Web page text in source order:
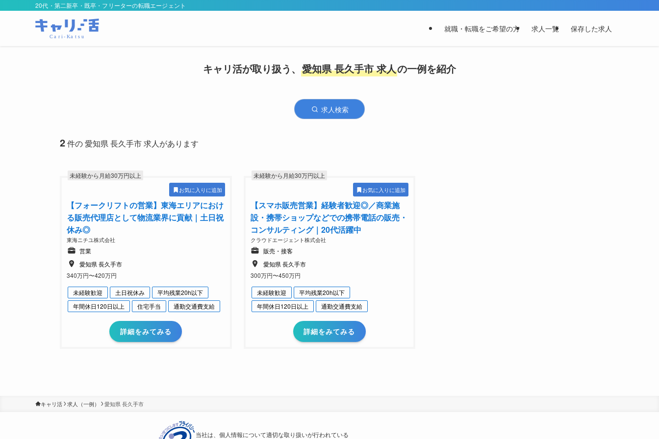
20代・第二新卒・既卒・フリーターの転職エージェント
就職・転職をご希望の方 求人一覧 保存した求人
キャリ活が取り扱う、 愛知県 長久手市 求人の一例を紹介
求人検索
2件の 愛知県 長久手市 求人があります
未経験から月給30万円以上
お気に入りに追加
【フォークリフトの営業】東海エリアにおけ
る販売代理店として物流業界に貢献｜土日祝
休み◎
東海ニチユ株式会社
営業
愛知県 長久手市
340万円〜420万円
未経験歓迎 土日祝休み
平均残業20h以下
年間休日120日以上
住宅手当 通勤交通費支給
詳細をみてみる
未経験から月給30万円以上
お気に入りに追加
【スマホ販売営業】経験者歓迎◎／商業施
設・携帯ショップなどでの携帯電話の販売・
コンサルティング｜20代活躍中
クラウドエージェント株式会社
販売・接客
愛知県 長久手市
300万円〜450万円
未経験歓迎
平均残業20h以下
年間休日120日以上
通勤交通費支給
詳細をみてみる
キャリ活 求人（一例） 愛知県 長久手市
当社は、個人情報について適切な取り扱いが行われている